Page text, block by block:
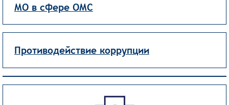
МО в сфере ОМС
Противодействие коррупции